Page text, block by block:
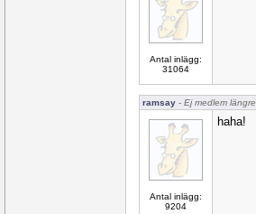
Antal inlägg:
31064
ramsay - Ej medlem längre
Antal inlägg:
9204
haha!